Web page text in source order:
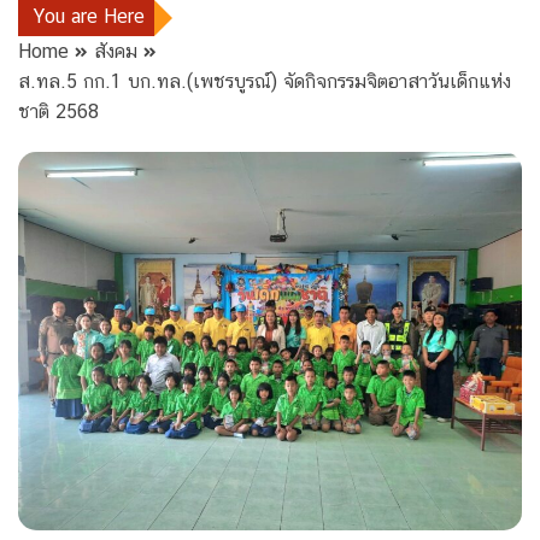
You are Here
Home
สังคม
ส.ทล.5 กก.1 บก.ทล.(เพชรบูรณ์) จัดกิจกรรมจิตอาสาวันเด็กแห่ง
ชาติ 2568